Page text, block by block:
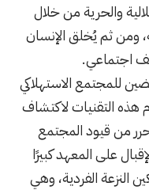
والحرية من خلال
ومن ثم يُخلق الإنسان
اجتماعي.
للمجتمع الاستهلاكي
التقنيات لاكتشاف
من قيود المجتمع
على المعهد كبيرًا
النزعة الفردية، وهي